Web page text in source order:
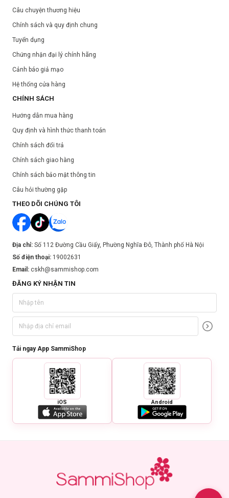
Câu chuyện thương hiệu
Chính sách và quy định chung
Tuyển dụng
Chứng nhận đại lý chính hãng
Cảnh báo giả mạo
Hệ thống cửa hàng
CHÍNH SÁCH
Hướng dẫn mua hàng
Quy định và hình thức thanh toán
Chính sách đổi trả
Chính sách giao hàng
Chính sách bảo mật thông tin
Câu hỏi thường gặp
THEO DÕI CHÚNG TÔI
Địa chỉ: Số 112 Đường Cầu Giấy, Phường Nghĩa Đô, Thành phố Hà Nội
Số điện thoại: 19002631
Email: cskh@sammishop.com
ĐĂNG KÝ NHẬN TIN
Tải ngay App SammiShop
iOS Android